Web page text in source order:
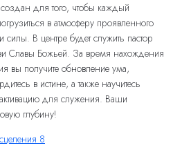
для того, чтобы каждый
в атмосферу проявленного
силы. В центре будет служить пастор
Славы Божьей. За время нахождения
вы получите обновление ума,
в истине, а также научитесь
для служения. Ваши
глубину!